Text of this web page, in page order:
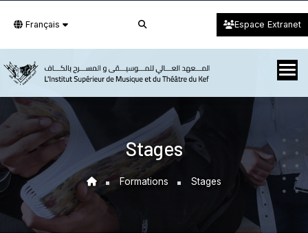
Français Espace Extranet
Stages
Formations Stages